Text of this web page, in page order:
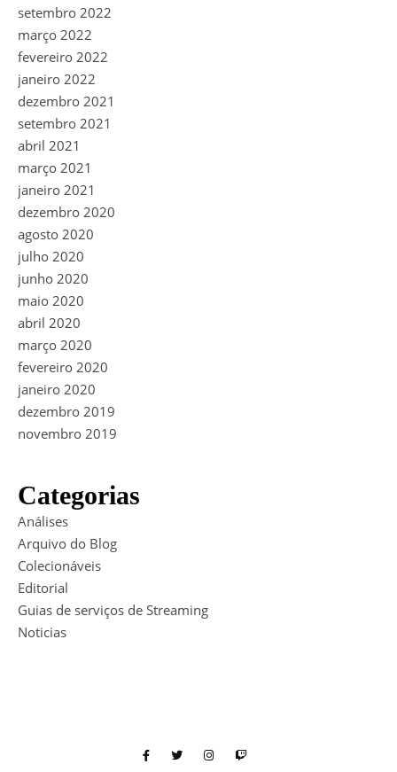
setembro 2022
março 2022
fevereiro 2022
janeiro 2022
dezembro 2021
setembro 2021
abril 2021
março 2021
janeiro 2021
dezembro 2020
agosto 2020
julho 2020
junho 2020
maio 2020
abril 2020
março 2020
fevereiro 2020
janeiro 2020
dezembro 2019
novembro 2019
Categorias
Análises
Arquivo do Blog
Colecionáveis
Editorial
Guias de serviços de Streaming
Noticias